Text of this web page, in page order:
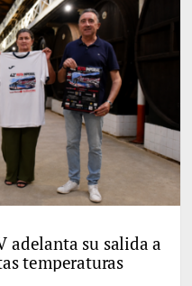
adelanta su salida a
temperaturas